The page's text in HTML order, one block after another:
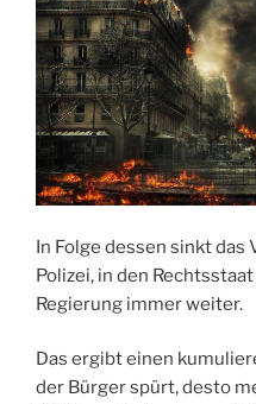
In Folge dessen sinkt das
Polizei, in den
Regierung immer weiter.
Das ergibt einen
der Bürger spürt, desto